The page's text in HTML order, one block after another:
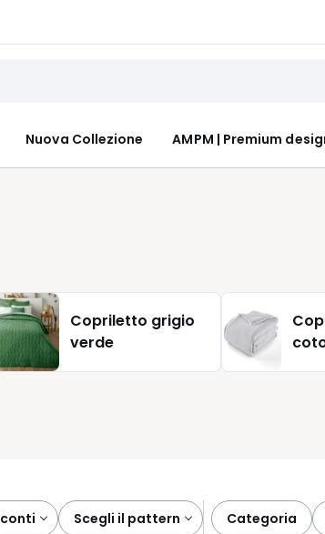
Nuova Collezione AMPM | Premium
Copriletto grigio
verde
sconti scegli il pattern categoria